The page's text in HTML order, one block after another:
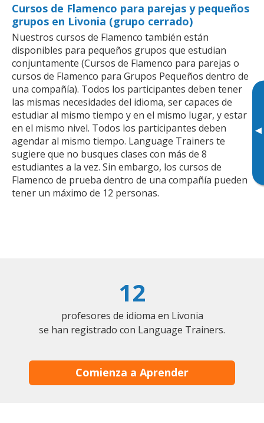
▸
Cursos de Flamenco para parejas y pequeños
grupos en Livonia (grupo cerrado)
Nuestros cursos de Flamenco también están
disponibles para pequeños grupos que estudian
conjuntamente (Cursos de Flamenco para parejas o
cursos de Flamenco para Grupos Pequeños dentro de
una compañía). Todos los participantes deben tener
las mismas necesidades del idioma, ser capaces de
estudiar al mismo tiempo y en el mismo lugar, y estar
en el mismo nivel. Todos los participantes deben
agendar al mismo tiempo. Language Trainers te
sugiere que no busques clases con más de 8
estudiantes a la vez. Sin embargo, los cursos de
Flamenco de prueba dentro de una compañía pueden
tener un máximo de 12 personas.
12
profesores de idioma en Livonia
se han registrado con Language Trainers.
Comienza a Aprender